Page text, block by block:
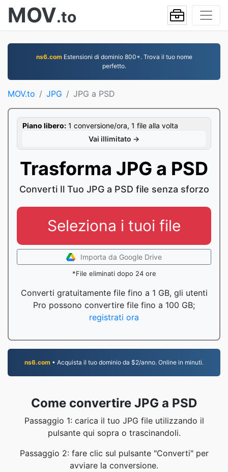
MOV.to
ns6.comEstensioni di dominio 800+. Trova il tuo nome
perfetto.
MOV.to JPG JPG a PSD
Piano libero: 1 conversione/ora, 1 file alla volta
Vai illimitato →
Trasforma JPG a PSD
Converti Il Tuo JPG a PSD file senza sforzo
Seleziona i tuoi file
Importa da Google Drive
*File eliminati dopo 24 ore
Converti gratuitamente file fino a 1 GB, gli utenti
Pro possono convertire file fino a 100 GB;
registrati ora
ns6.com • Acquista il tuo dominio da $2/anno. Online in minuti.
Come convertire JPG a PSD
Passaggio 1: carica il tuo JPG file utilizzando il
pulsante qui sopra o trascinandoli.
Passaggio 2: fare clic sul pulsante "Converti" per
avviare la conversione.